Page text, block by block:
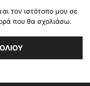
τον ιστότοπο μου σε
που θα σχολιάσω.